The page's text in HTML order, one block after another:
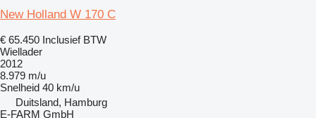
New Holland W 170 C
€ 65.450 Inclusief BTW
Wiellader
2012
8.979 m/u
Snelheid 40 km/u
Duitsland, Hamburg
E-FARM GmbH